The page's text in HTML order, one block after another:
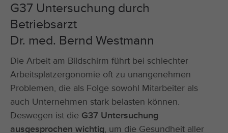
G37 Untersuchung durch
Betriebsarzt
Dr. med. Bernd Westmann
Die Arbeit am Bildschirm führt bei schlechter
Arbeitsplatzergonomie oft zu unangenehmen
Problemen, die als Folge sowohl Mitarbeiter als
auch Unternehmen stark belasten können.
Deswegen ist die G37 Untersuchung
ausgesprochen wichtig, um die Gesundheit aller